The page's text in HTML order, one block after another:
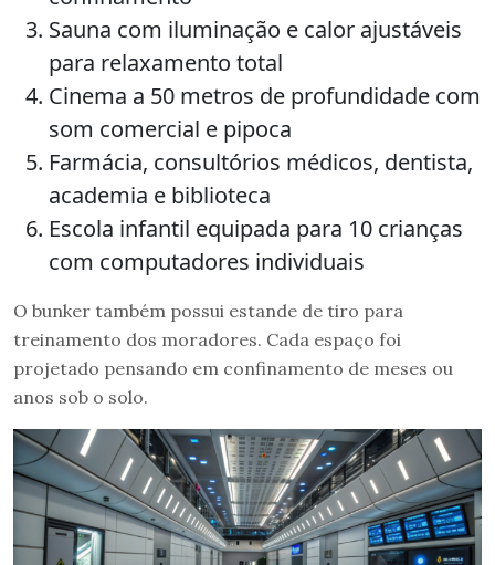
Sauna com iluminação e calor ajustáveis
para relaxamento total
Cinema a 50 metros de profundidade com
som comercial e pipoca
Farmácia, consultórios médicos, dentista,
academia e biblioteca
Escola infantil equipada para 10 crianças
com computadores individuais
O bunker também possui estande de tiro para
treinamento dos moradores. Cada espaço foi
projetado pensando em confinamento de meses ou
anos sob o solo.